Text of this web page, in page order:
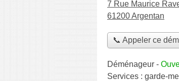
7 Rue Maurice
61200 Argentan
📞 Appeler ce
Déménageur -
Services : garde-